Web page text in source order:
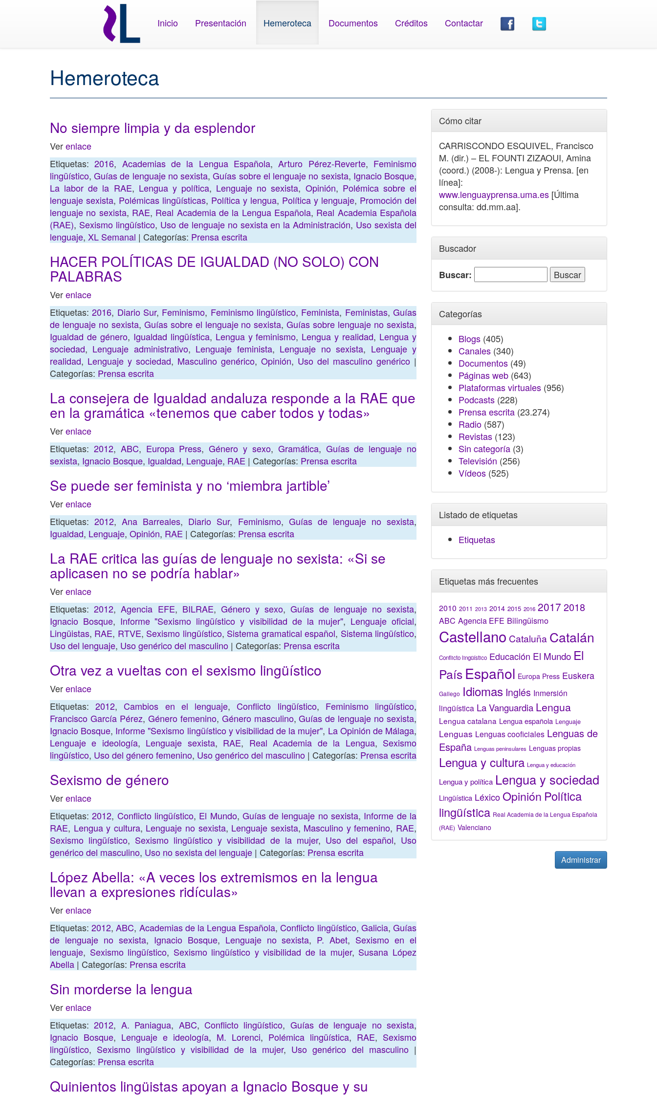
Inicio Presentación Hemeroteca Documentos Créditos Contactar
Hemeroteca
No siempre limpia y da esplendor
Verenlace
Etiquetas:2016, Academias de la Lengua Española,Arturo Pérez-Reverte, Feminismo
lingüístico,Guías de lenguaje no sexista,Guías sobre el lenguaje no sexista, Ignacio Bosque,
La labor de la RAE, Lengua y política, Lenguaje no sexista, Opinión, Polémica sobre el
lenguaje sexista, Polémicas lingüísticas, Política y lengua, Política y lenguaje, Promoción del
lenguaje no sexista, RAE, Real Academia de la Lengua Española, Real Academia Española
(RAE), Sexismo lingüístico, Uso de lenguaje no sexista en la Administración, Uso sexista del
lenguaje, XL Semanal | Categorías: Prensa escrita
HACER POLÍTICAS DE IGUALDAD (NO SOLO) CON
PALABRAS
Verenlace
Etiquetas:2016, Diario Sur, Feminismo, Feminismo lingüístico, Feminista, Feministas,Guías
de lenguaje no sexista, Guías sobre el lenguaje no sexista,Guías sobre lenguaje no sexista,
Igualdad de género, Igualdad lingüística, Lengua y feminismo, Lengua y realidad, Lengua y
sociedad, Lenguaje administrativo, Lenguaje feminista, Lenguaje no sexista, Lenguaje y
realidad, Lenguaje y sociedad, Masculino genérico, Opinión, Uso del masculino genérico |
Categorías: Prensa escrita
La consejera de Igualdad andaluza responde a la RAE que
en la gramática «tenemos que caber todos y todas»
Verenlace
Etiquetas: 2012, ABC, Europa Press,Género y sexo, Gramática, Guías de lenguaje no
sexista, Ignacio Bosque, Igualdad, Lenguaje, RAE | Categorías: Prensa escrita
Se puede ser feminista y no ‘miembra jartible’
Verenlace
Etiquetas:2012,Ana Barreales, Diario Sur, Feminismo, Guías de lenguaje no sexista,
Igualdad, Lenguaje, Opinión, RAE | Categorías: Prensa escrita
La RAE critica las guías de lenguaje no sexista: «Si se
aplicasen no se podría hablar»
Verenlace
Etiquetas:2012,Agencia EFE, BILRAE, Género y sexo,Guías de lenguaje no sexista,
Ignacio Bosque, Informe "Sexismo lingüístico y visibilidad de la mujer", Lenguaje oficial,
Lingüistas, RAE, RTVE, Sexismo lingüístico, Sistema gramatical español, Sistema lingüístico,
Uso del lenguaje, Uso genérico del masculino | Categorías: Prensa escrita
Otra vez a vueltas con el sexismo lingüístico
Verenlace
Etiquetas:2012,Cambios en el lenguaje,Conflicto lingüístico, Feminismo lingüístico,
Francisco García Pérez, Género femenino, Género masculino,Guías de lenguaje no sexista,
Ignacio Bosque, Informe "Sexismo lingüístico y visibilidad de la mujer", La Opinión de Málaga,
Lenguaje e ideología, Lenguaje sexista, RAE, Real Academia de la Lengua, Sexismo
lingüístico, Uso del género femenino, Uso genérico del masculino | Categorías: Prensa escrita
Sexismo de género
Verenlace
Etiquetas:2012, Conflicto lingüístico, El Mundo, Guías de lenguaje no sexista, Informe de la
RAE, Lengua y cultura, Lenguaje no sexista, Lenguaje sexista, Masculino y femenino, RAE,
Sexismo lingüístico, Sexismo lingüístico y visibilidad de la mujer, Uso del español, Uso
genérico del masculino, Uso no sexista del lenguaje | Categorías: Prensa escrita
López Abella: «A veces los extremismos en la lengua
llevan a expresiones ridículas»
Verenlace
Etiquetas:2012,ABC, Academias de la Lengua Española,Conflicto lingüístico, Galicia,Guías
de lenguaje no sexista, Ignacio Bosque, Lenguaje no sexista, P. Abet, Sexismo en el
lenguaje, Sexismo lingüístico, Sexismo lingüístico y visibilidad de la mujer, Susana López
Abella | Categorías: Prensa escrita
Sin morderse la lengua
Verenlace
Etiquetas:2012, A. Paniagua, ABC, Conflicto lingüístico, Guías de lenguaje no sexista,
Ignacio Bosque, Lenguaje e ideología, M. Lorenci, Polémica lingüística, RAE, Sexismo
lingüístico, Sexismo lingüístico y visibilidad de la mujer, Uso genérico del masculino|
Categorías: Prensa escrita
Quinientos lingüistas apoyan a Ignacio Bosque y su
Cómo citar
CARRISCONDO ESQUIVEL, Francisco
M. (dir.) – EL FOUNTI ZIZAOUI, Amina
(coord.) (2008-): Lengua y Prensa. [en
línea]:
www.lenguayprensa.uma.es [Última
consulta: dd.mm.aa].
Buscador
Buscar:
Categorías
Blogs (405)
Canales (340)
Documentos (49)
Páginas web (643)
Plataformas virtuales (956)
Podcasts (228)
Prensa escrita (23.274)
Radio (587)
Revistas (123)
Sin categoría (3)
Televisión (256)
Vídeos (525)
Listado de etiquetas
Etiquetas
Etiquetas más frecuentes
2010 2011 2013 2014 2015 2016 2017 2018
ABC Agencia EFE Bilingüismo
Castellano Cataluña Catalán
Conflicto lingüístico Educación El Mundo El
País Español Europa Press Euskera
Gallego Idiomas Inglés Inmersión
lingüística La Vanguardia Lengua
Lengua catalana Lengua española Lenguaje
Lenguas Lenguas cooficiales Lenguas de
España Lenguas peninsulares Lenguas propias
Lengua y cultura Lengua y educación
Lengua y política Lengua y sociedad
Lingüística LéxicoOpinión Política
lingüística Real Academia de la Lengua Española
(RAE) Valenciano
Administrar